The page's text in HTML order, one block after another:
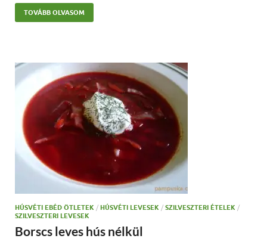
TOVÁBB OLVASOM
HÚSVÉTI EBÉD ÖTLETEK / HÚSVÉTI LEVESEK / SZILVESZTERI ÉTELEK /
SZILVESZTERI LEVESEK
Borscs leves hús nélkül